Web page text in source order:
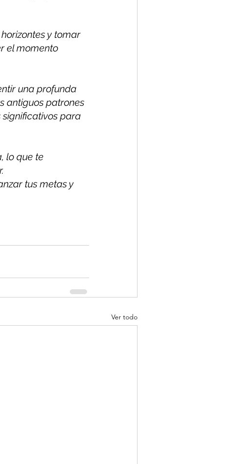
y tomar
el momento
una profunda
antiguos patrones
significativos para
lo que te
tus metas y
Ver todo